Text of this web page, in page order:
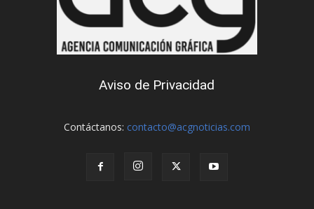
Aviso de Privacidad
Contáctanos: contacto@acgnoticias.com